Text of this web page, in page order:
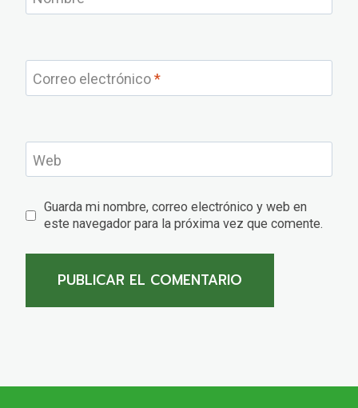
Correo electrónico*
Web
Guarda mi nombre, correo electrónico y web en
este navegador para la próxima vez que comente.